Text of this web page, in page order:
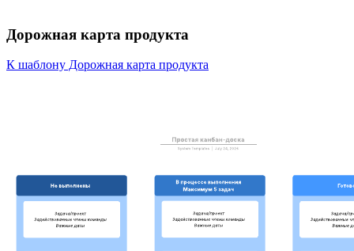
Дорожная карта продукта
К шаблону Дорожная карта продукта